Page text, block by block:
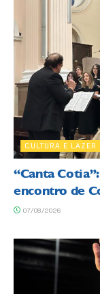
CULTURA E LAZER
“Canta
encontro de
07/08/2026